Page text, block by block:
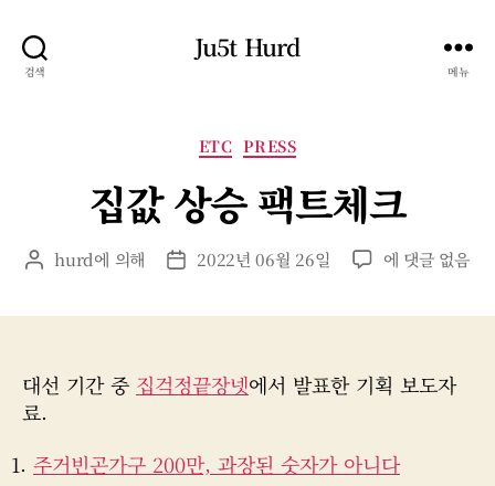
검색
Ju5t Hurd
메뉴
카
테
고
리
ETC PRESS
집값 상승 팩트체크
게
자
hurd에 의해
게 2022년 06월 26일
집
트
체
에 댓글 없음
대선 기간 중 집걱정끝장넷에서 발표한 기획 보도자
료.
주거빈곤가구 200만, 과장된 숫자가 아니다